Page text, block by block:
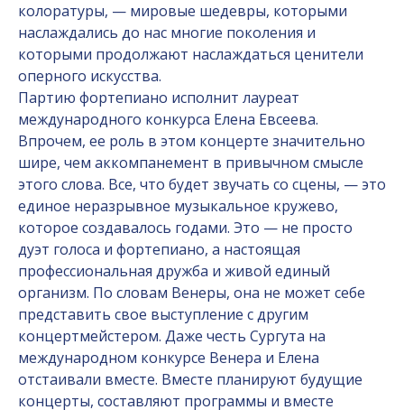
колоратуры, — мировые шедевры, которыми
наслаждались до нас многие поколения и
которыми продолжают наслаждаться ценители
оперного искусства.
Партию фортепиано исполнит лауреат
международного конкурса Елена Евсеева.
Впрочем, ее роль в этом концерте значительно
шире, чем аккомпанемент в привычном смысле
этого слова. Все, что будет звучать со сцены, — это
единое неразрывное музыкальное кружево,
которое создавалось годами. Это — не просто
дуэт голоса и фортепиано, а настоящая
профессиональная дружба и живой единый
организм. По словам Венеры, она не может себе
представить свое выступление с другим
концертмейстером. Даже честь Сургута на
международном конкурсе Венера и Елена
отстаивали вместе. Вместе планируют будущие
концерты, составляют программы и вместе